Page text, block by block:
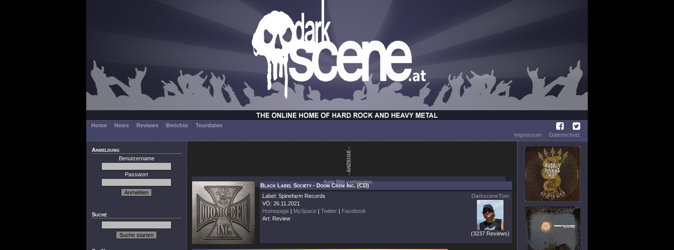
Home News Reviews Berichte
Tourdaten
Impressum
Datenschutz
Anmeldung
Benutzername
Passwort
Suche
Kein Bild vorhanden.
Black Label Society - Doom Crew Inc. (CD)
Label: Spinefarm Records
VÖ: 26.11.2021
Homepage | MySpace | Twitter | Facebook
Art: Review
DarksceneTom
(3237 Reviews)